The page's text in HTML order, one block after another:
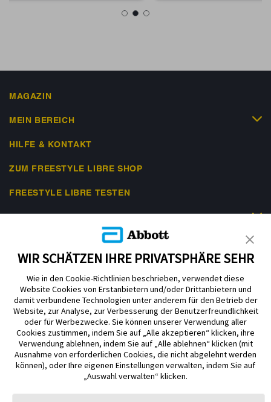
MAGAZIN
MEIN BEREICH
HILFE & KONTAKT
ZUM FREESTYLE LIBRE SHOP
FREESTYLE LIBRE TESTEN
RECHTLICHES
Nutzungsbedingungen Datenschutzerklärung
Impressum
Cookie-Präferenzen
ADC-2645099 v9.0
© 2026 Abbott. Alle Rechte vorbehalten. Libre, das Schmetterlingslogo, die
Form und das Erscheinungsbild des Sensors, die Farbe Gelb sowie
sämtliche damit zusammenhängende Marken und/oder Designs sind das
geistige Eigentum der Abbott Unternehmensgruppe in ausgewählten
WIR SCHÄTZEN IHRE PRIVATSPHÄRE SEHR
Wie in den Cookie-Richtlinien beschrieben, verwendet diese
Website Cookies von Erstanbietern und/oder Drittanbietern und
damit verbundene Technologien unter anderem für den Betrieb der
Website, zur Analyse, zur Verbesserung der Benutzerfreundlichkeit
oder für Werbezwecke. Sie können unserer Verwendung aller
Cookies zustimmen, indem Sie auf „Alle akzeptieren“ klicken, ihre
Verwendung ablehnen, indem Sie auf „Alle ablehnen“ klicken (mit
Ausnahme von erforderlichen Cookies, die nicht abgelehnt werden
können), oder Ihre eigenen Einstellungen verwalten, indem Sie auf
„Auswahl verwalten“ klicken.